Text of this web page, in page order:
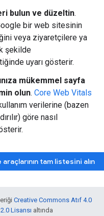
bulun ve düzeltin.
bir web sitesinin
veya ziyaretçilere ya
şekilde
uyarı gösterir.
mükemmel sayfa
olun. Core Web Vitals
verilerine (bazen
göre nasıl
tam listesini alın
Creative Commons Atıf 4.0
Lisansı altında